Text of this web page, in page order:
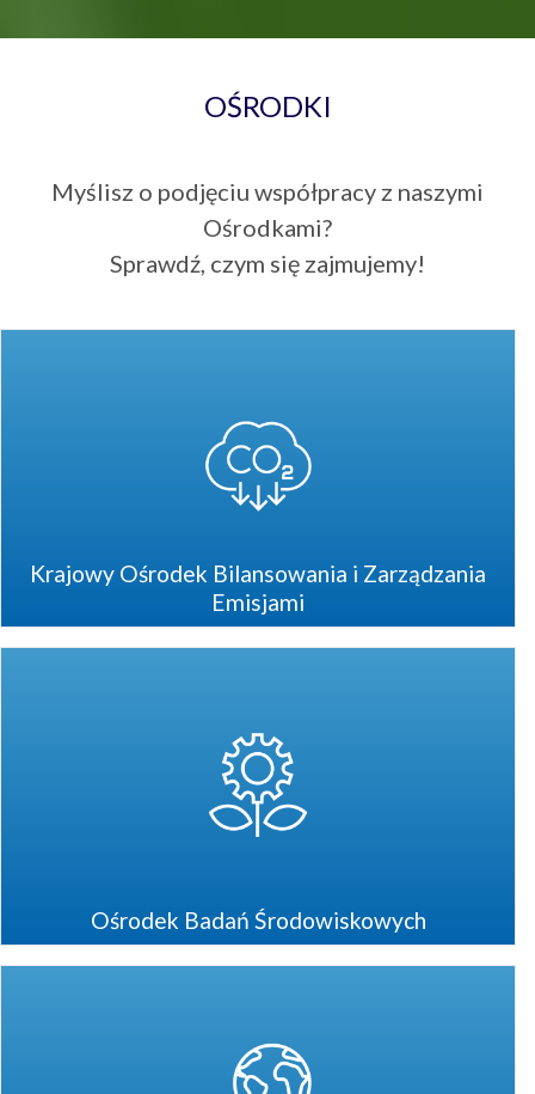
OŚRODKI
Myślisz o podjęciu współpracy z naszymi
Ośrodkami?
Sprawdź, czym się zajmujemy!
Krajowy Ośrodek Bilansowania i Zarządzania
Emisjami
Ośrodek Badań Środowiskowych